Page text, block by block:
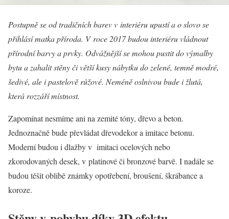
Postupně se od tradičních barev v interiéru upustí a o slovo se
přihlásí matka příroda. V roce 2017 budou interiéru vládnout
přírodní barvy a prvky. Odvážnější se mohou pustit do výmalby
bytu a zahalit stěny či větší kusy nábytku do zelené, temně modré,
šedivé, ale i pastelově růžové. Neméně oslnivou bude i žlutá,
která rozzáří místnost.
Zapomínat nesmíme ani na zemité tóny, dřevo a beton.
Jednoznačně bude převládat dřevodekor a imitace betonu.
Moderní budou i dlažby v imitaci ocelových nebo
zkorodovaných desek, v platinové či bronzové barvě. I nadále se
budou těšit oblibě známky opotřebení, broušení, škrábance a
koroze.